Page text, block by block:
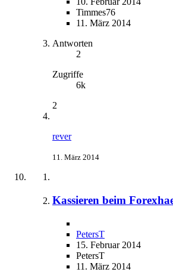
Timmes76
11. März 2014
Antworten
2
Zugriffe
6k
2
rever
11. März 2014
Kassieren beim
PetersT
15. Februar 2014
PetersT
11. März 2014